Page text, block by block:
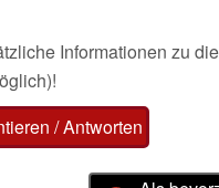
Informationen zu
/ Antworten